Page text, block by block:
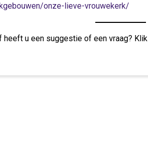
onze-lieve-vrouwekerk/
heeft u een suggestie of een vraag? Klik